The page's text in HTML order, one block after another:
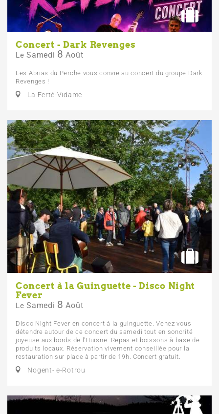
Concert - Dark Revenges
Le Samedi 8 Août
Les Abrias du Perche vous convie au concert du groupe Dark
Revenges !
La Ferté-Vidame
Concert à la Guinguette - Disco Night
Fever
Le Samedi 8 Août
Disco Night Fever en concert à la guinguette. Venez vous
détendre autour de ce concert du samedi tout en sonorité
joyeuse aux bords de l'Huisne. Repas et boissons à base de
produits locaux. Réservation vivement conseillée pour la
restauration sur place à partir de 19h. Concert gratuit.
Nogent-le-Rotrou